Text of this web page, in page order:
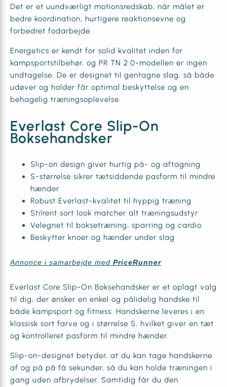
Det er et uundværligt motionsredskab, når målet er
bedre koordination, hurtigere reaktionsevne og
forbedret fodarbejde.
Energetics er kendt for solid kvalitet inden for
kampsportstilbehør, og PR TN 2.0-modellen er ingen
undtagelse. De er designet til gentagne slag, så både
udøver og holder får optimal beskyttelse og en
behagelig træningsoplevelse.
Everlast Core Slip-On
Boksehandsker
Slip-on design giver hurtig på- og aftagning
S-størrelse sikrer tætsiddende pasform til mindre
hænder
Robust Everlast-kvalitet til hyppig træning
Stilrent sort look matcher alt træningsudstyr
Velegnet til boksetræning, sparring og cardio
Beskytter knoer og hænder under slag
Annonce i samarbejde med PriceRunner
Everlast Core Slip-On Boksehandsker er et oplagt valg
til dig, der ønsker en enkel og pålidelig handske til
både kampsport og fitness. Handskerne leveres i en
klassisk sort farve og i størrelse S, hvilket giver en tæt
og kontrolleret pasform til mindre hænder.
Slip-on-designet betyder, at du kan tage handskerne
af og på på få sekunder, så du kan holde træningen i
gang uden afbrydelser. Samtidig får du den